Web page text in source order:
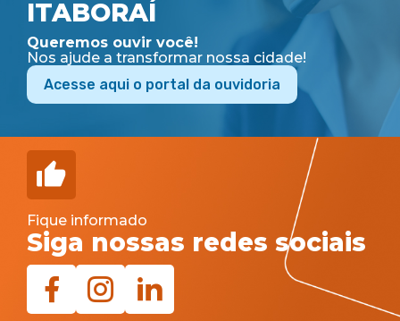
ITABORAÍ
Queremos ouvir você!
Nos ajude a transformar nossa cidade!
Acesse aqui o portal da ouvidoria
Fique informado
Siga nossas redes sociais